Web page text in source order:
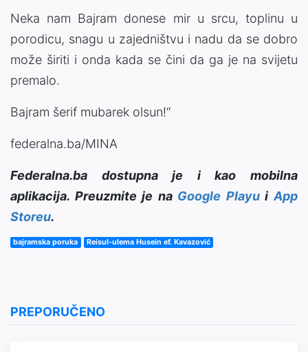
Neka nam Bajram donese mir u srcu, toplinu u
porodicu, snagu u zajedništvu i nadu da se dobro
može širiti i onda kada se čini da ga je na svijetu
premalo.
Bajram šerif mubarek olsun!“
federalna.ba/MINA
Federalna.ba dostupna je i kao mobilna
aplikacija. Preuzmite je na Google PlayuiApp
Storeu.
bajramska poruka Reisul-ulema Husein ef. Kavazović
PREPORUČENO